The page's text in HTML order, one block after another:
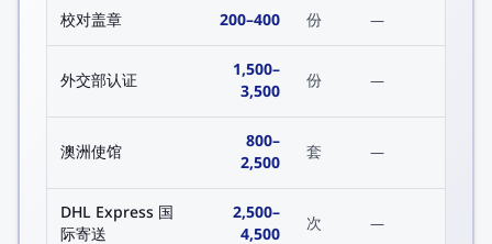
校对盖章 200–400 份 —
外交部认证 1,500–
3,500
份 —
澳洲使馆 800–
2,500
套 —
DHL Express 国
际寄送
2,500–
4,500
次 —